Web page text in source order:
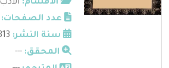
الأقسام: الأدب
عدد الصفحات:
سنة النشر:
المحقق: ---